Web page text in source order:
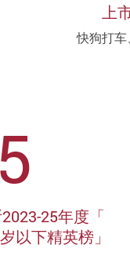
上
快狗打
5
25年度「
以下精英榜」